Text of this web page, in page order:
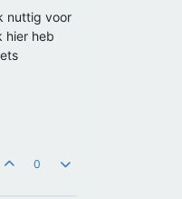
nuttig voor
hier heb
0